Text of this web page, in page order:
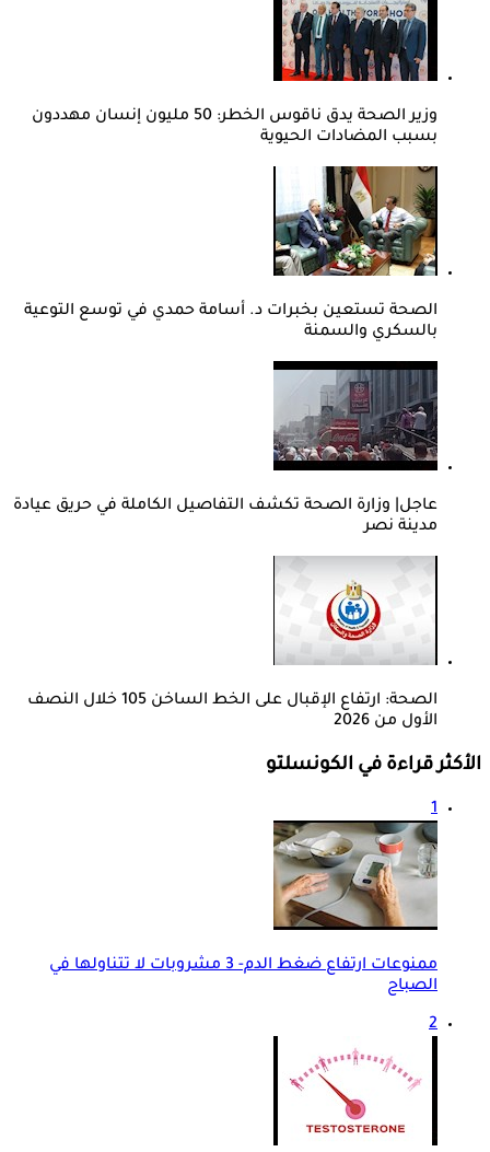
وزير الصحة يدق ناقوس الخطر: 50 مليون إنسان مهددون
بسبب المضادات الحيوية
الصحة تستعين بخبرات د. أسامة حمدي في توسع التوعية
بالسكري والسمنة
عاجل| وزارة الصحة تكشف التفاصيل الكاملة في حريق عيادة
مدينة نصر
الصحة: ارتفاع الإقبال على الخط الساخن 105 خلال النصف
الأول من 2026
الأكثر قراءة في الكونسلتو
1
ممنوعات ارتفاع ضغط الدم- 3 مشروبات لا تتناولها في
الصباح
2